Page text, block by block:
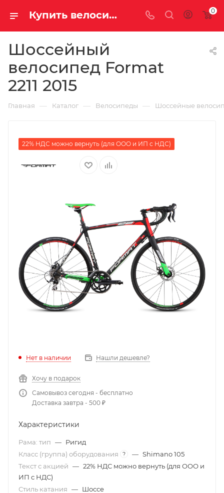
Купить велосипед для шоссе Format 2211 2015 на за 64300.00000000 рублей в Саратове и Энгельсе 0
Шоссейный
велосипед Format
2211 2015
Главная — Каталог — Велосипеды — Шоссейные
22% НДС можно вернуть (для ООО и ИП с НДС)
Нет в наличии Нашли дешевле?
Хочу в подарок
Самовывоз сегодня - бесплатно
Доставка завтра - 500 ₽
Характеристики
Рама: тип — Ригид
Класс (группа) оборудования
? — Shimano 105
Текст с акцией — 22% НДС можно вернуть (для ООО и
ИП с НДС)
Стиль катания — Шоссе